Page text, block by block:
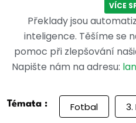
VÍCE
Překlady jsou
inteligence. Těšíme se
pomoc při zlepšování
Napište nám na adresu:
Témata : Fotbal 3.